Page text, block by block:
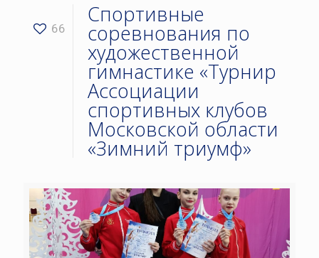
66
Спортивные
соревнования по
художественной
гимнастике «Турнир
Ассоциации
спортивных клубов
Московской области
«Зимний триумф»